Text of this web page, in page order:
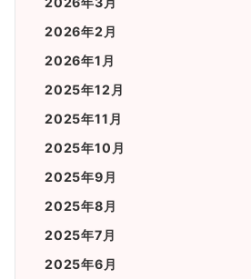
2026年2月
2026年1月
2025年12月
2025年11月
2025年10月
2025年9月
2025年8月
2025年7月
2025年6月